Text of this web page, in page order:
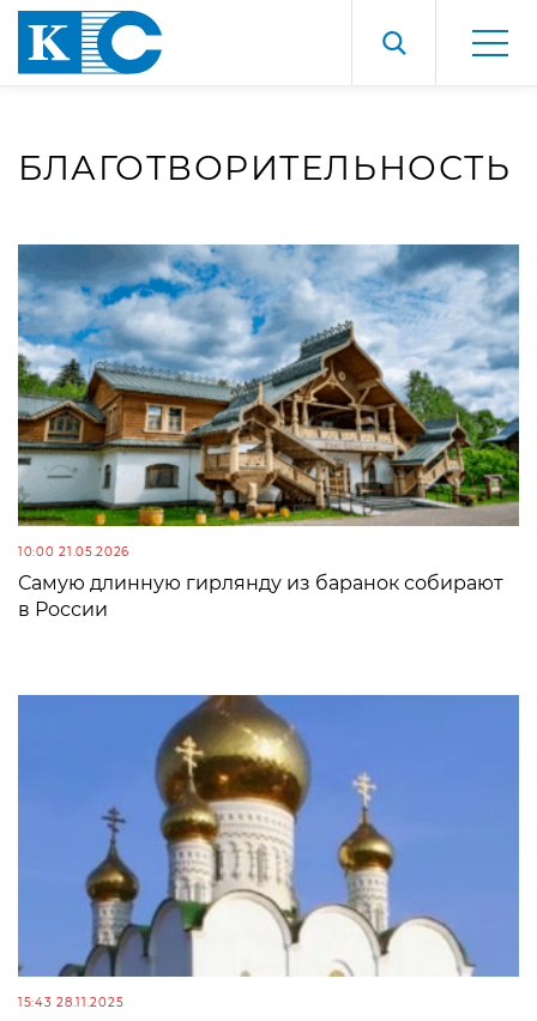
БЛАГОТВОРИТЕЛЬНОСТЬ
10:00 21.05.2026
Самую длинную гирлянду из баранок собирают
в России
15:43 28.11.2025